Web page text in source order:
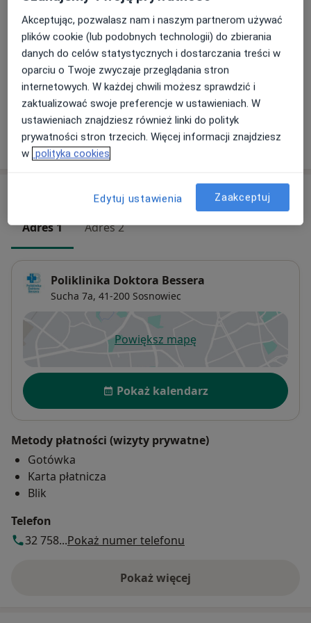
Dieta dla dzieci
200 zł Szczegóły
+ 4 usługi
W jaki sposób ustalane są ceny?
Adres 1 Adres 2
Poliklinika Doktora Bessera
Sucha 7a, 41-200 Sosnowiec
Powiększ mapęotwiera się w nowej karcie
Dostępność
Pokaż kalendarz
Metody płatności (wizyty prywatne)
Gotówka
Karta płatnicza
Blik
Telefon
32 758...Pokaż numer telefonu
Pokaż więcej
o adresie
Akceptując, pozwalasz nam i naszym partnerom używać
plików cookie (lub podobnych technologii) do zbierania
danych do celów statystycznych i dostarczania treści w
oparciu o Twoje zwyczaje przeglądania stron
internetowych. W każdej chwili możesz sprawdzić i
zaktualizować swoje preferencje w ustawieniach. W
ustawieniach znajdziesz również linki do polityk
prywatności stron trzecich. Więcej informacji znajdziesz
w polityka cookies
Edytuj ustawienia Zaakceptuj